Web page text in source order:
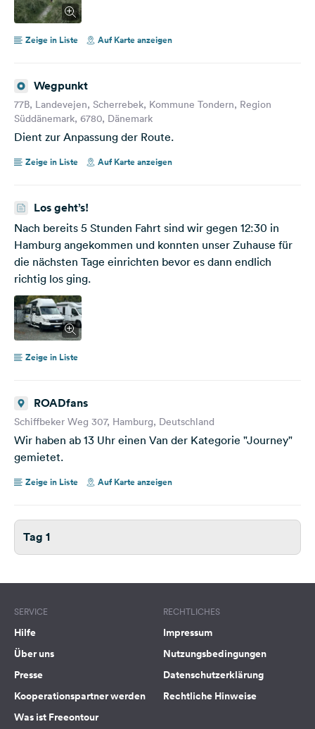
Zeige in Liste Auf Karte anzeigen
Wegpunkt
77B, Landevejen, Scherrebek, Kommune Tondern, Region
Süddänemark, 6780, Dänemark
Dient zur Anpassung der Route.
Zeige in Liste Auf Karte anzeigen
Los geht’s!
Nach bereits 5 Stunden Fahrt sind wir gegen 12:30 in
Hamburg angekommen und konnten unser Zuhause für
die nächsten Tage einrichten bevor es dann endlich
richtig los ging.
Zeige in Liste
ROADfans
Schiffbeker Weg 307, Hamburg, Deutschland
Wir haben ab 13 Uhr einen Van der Kategorie "Journey"
gemietet.
Zeige in Liste Auf Karte anzeigen
Tag 1
SERVICE
Hilfe
Über uns
Presse
Kooperationspartner werden
Was ist Freeontour
RECHTLICHES
Impressum
Nutzungsbedingungen
Datenschutzerklärung
Rechtliche Hinweise